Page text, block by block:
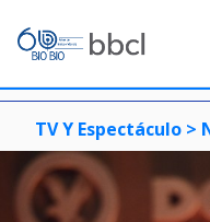
TV Y Espectáculo >